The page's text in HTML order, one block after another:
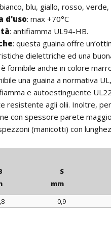
blu, giallo, rosso,
d'uso: max +70°C
: antifiamma UL94-HB.
: questa guaina offre
dielettriche ed una
è fornibile anche in colore
una guaina a normativa
e autoestinguente
resistente agli olii. Inoltre,
con spessore parete
(manicotti) con
S
mm
0,9